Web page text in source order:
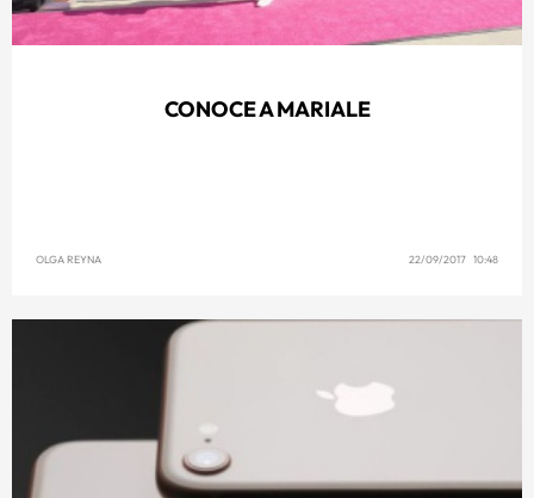
CONOCE A MARIALE
OLGA REYNA 22/09/2017 10:48